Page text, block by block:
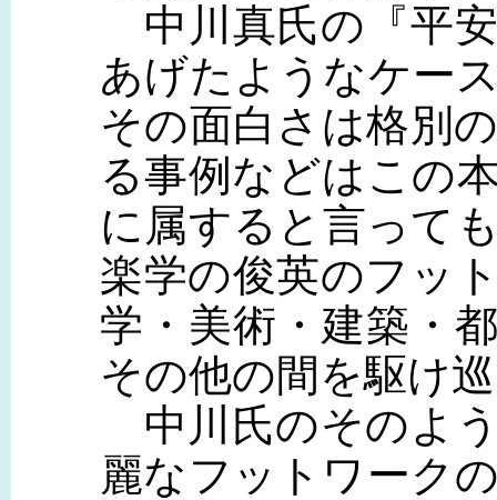
中川真氏の『平
あげたようなケー
その面白さは格別
る事例などはこの
に属すると言って
楽学の俊英のフッ
学・美術・建築・
その他の間を駆け
中川氏のそのよ
麗なフットワーク